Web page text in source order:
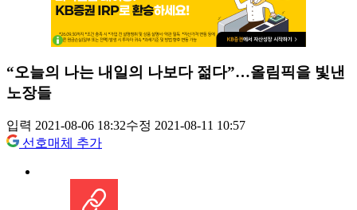
“오늘의 나는 내일의 나보다 젊다”…올림픽을 빛낸
노장들
입력 2021-08-06 18:32수정 2021-08-11 10:57
선호매체 추가